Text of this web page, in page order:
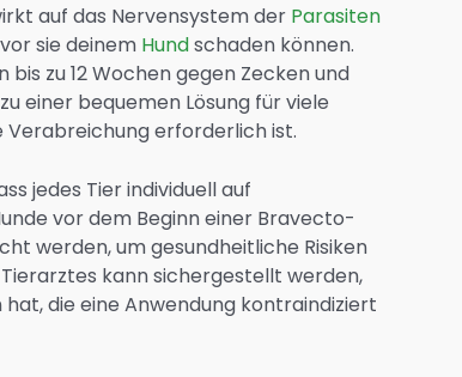
auf das Nervensystem der Parasiten
sie deinem Hundschaden können.
zu 12 Wochen gegen Zecken und
einer bequemen Lösung für viele
Verabreichung erforderlich ist.
jedes Tier individuell auf
vor dem Beginn einer Bravecto-
werden, um gesundheitliche Risiken
kann sichergestellt werden,
die eine Anwendung kontraindiziert